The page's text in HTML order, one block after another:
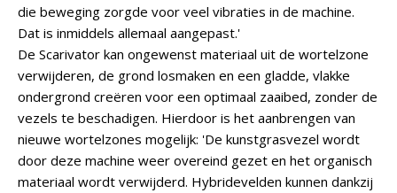
die beweging zorgde voor veel vibraties in de machine.
Dat is inmiddels allemaal aangepast.'
De Scarivator kan ongewenst materiaal uit de wortelzone
verwijderen, de grond losmaken en een gladde, vlakke
ondergrond creëren voor een optimaal zaaibed, zonder de
vezels te beschadigen. Hierdoor is het aanbrengen van
nieuwe wortelzones mogelijk: 'De kunstgrasvezel wordt
door deze machine weer overeind gezet en het organisch
materiaal wordt verwijderd. Hybridevelden kunnen dankzij